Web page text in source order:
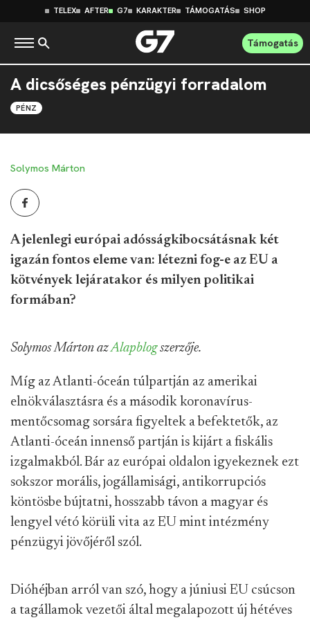
TELEX AFTER G7 KARAKTER TÁMOGATÁS SHOP
Támogatás
A dicsőséges pénzügyi forradalom
PÉNZ
Solymos Márton
A jelenlegi európai adósságkibocsátásnak két
igazán fontos eleme van: létezni fog-e az EU a
kötvények lejáratakor és milyen politikai
formában?
Solymos Márton azAlapblogszerzője.
Míg az Atlanti-óceán túlpartján az amerikai
elnökválasztásra és a második koronavírus-
mentőcsomag sorsára figyeltek a befektetők, az
Atlanti-óceán innenső partján is kijárt a fiskális
izgalmakból. Bár az európai oldalon igyekeznek ezt
sokszor morális, jogállamisági, antikorrupciós
köntösbe bújtatni, hosszabb távon a magyar és
lengyel vétó körüli vita az EU mint intézmény
pénzügyi jövőjéről szól.
Dióhéjban arról van szó, hogy a júniusi EU csúcson
a tagállamok vezetői által megalapozott új hétéves